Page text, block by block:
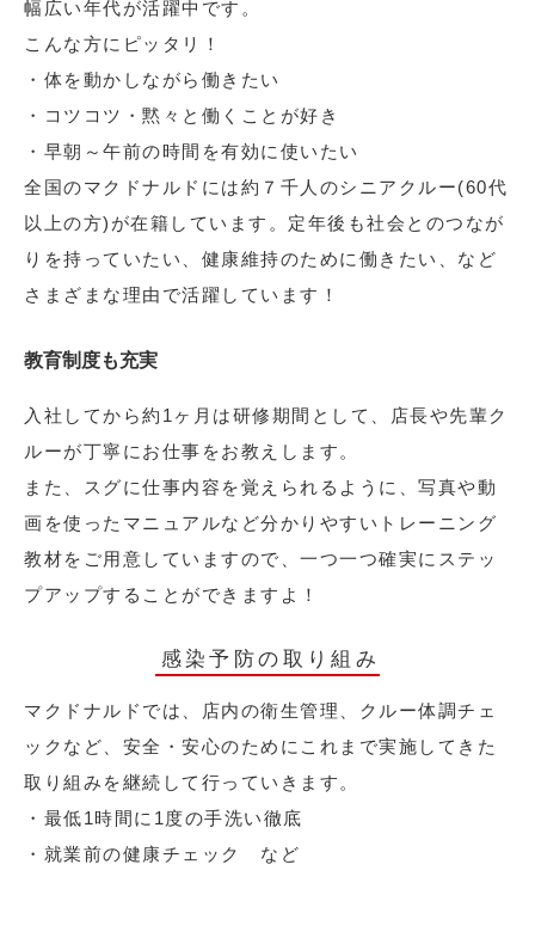
幅広い年代が活躍中です。
こんな方にピッタリ！
・体を動かしながら働きたい
・コツコツ・黙々と働くことが好き
・早朝～午前の時間を有効に使いたい
全国のマクドナルドには約７千人のシニアクルー(60代
以上の方)が在籍しています。定年後も社会とのつなが
りを持っていたい、健康維持のために働きたい、など
さまざまな理由で活躍しています！
教育制度も充実
入社してから約1ヶ月は研修期間として、店長や先輩ク
ルーが丁寧にお仕事をお教えします。
また、スグに仕事内容を覚えられるように、写真や動
画を使ったマニュアルなど分かりやすいトレーニング
教材をご用意していますので、一つ一つ確実にステッ
プアップすることができますよ！
感染予防の取り組み
マクドナルドでは、店内の衛生管理、クルー体調チェ
ックなど、安全・安心のためにこれまで実施してきた
取り組みを継続して行っていきます。
・最低1時間に1度の手洗い徹底
・就業前の健康チェック など